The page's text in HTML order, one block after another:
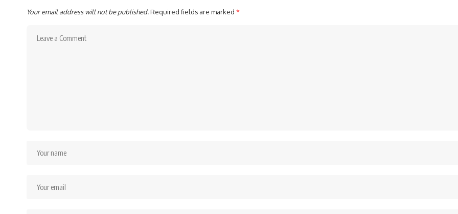
Your email address will not be published.Required fields are marked *